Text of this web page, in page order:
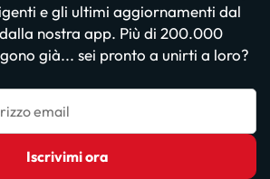
e gli ultimi aggiornamenti dal
nostra app. Più di 200.000
già... sei pronto a unirti a loro?
email
Iscrivimi ora